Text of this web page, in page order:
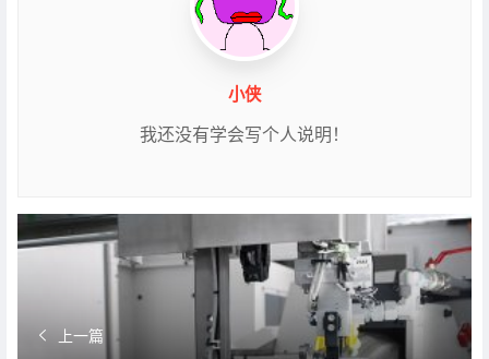
小侠
我还没有学会写个人说明！
上一篇